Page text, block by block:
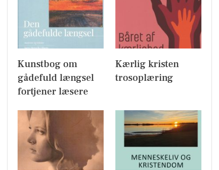
Kunstbog om
gådefuld længsel
fortjener læsere
Kærlig kristen
trosoplæring